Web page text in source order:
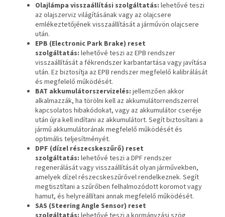
Olajlámpa visszaállítási szolgáltatás: lehetővé teszi
az olajszerviz világításának vagy az olajcsere
emlékeztetőjének visszaállítását a járművön olajcsere
után.
EPB (Electronic Park Brake) reset
szolgáltatás: lehetővé teszi az EPB rendszer
visszaállítását a fékrendszer karbantartása vagy javítása
után. Ez biztosítja az EPB rendszer megfelelő kalibrálását
és megfelelő működését.
BAT akkumulátorszervizelés: jellemzően akkor
alkalmazzák, ha törölni kell az akkumulátorrendszerrel
kapcsolatos hibakódokat, vagy az akkumulátor cseréje
után újra kell indítani az akkumulátort. Segít biztosítani a
jármű akkumulátorának megfelelő működését és
optimális teljesítményét.
DPF (dízel részecskeszűrő) reset
szolgáltatás: lehetővé teszi a DPF rendszer
regenerálását vagy visszaállítását olyan járművekben,
amelyek dízel részecskeszűrővel rendelkeznek. Segít
megtisztítani a szűrőben felhalmozódott koromot vagy
hamut, és helyreállítani annak megfelelő működését.
SAS (Steering Angle Sensor) reset